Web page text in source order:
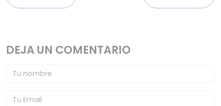
DEJA UN COMENTARIO